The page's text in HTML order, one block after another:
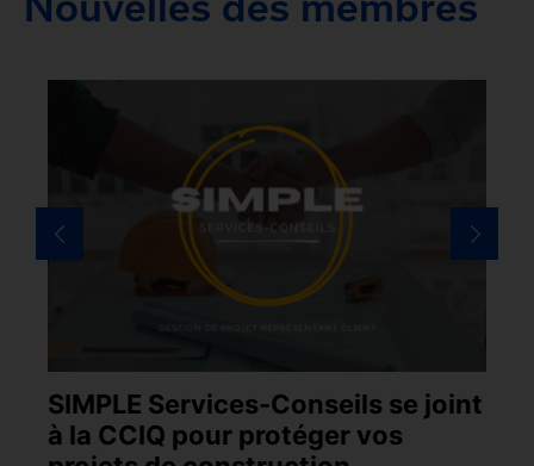
SIMPLE Services-Conseils se joint
à la CCIQ pour protéger vos